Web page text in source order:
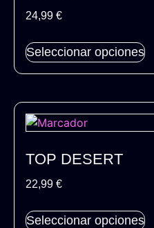
24,99 €
Seleccionar opciones
TOP DESERT
22,99 €
Seleccionar opciones